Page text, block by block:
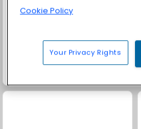
Cookie Policy
Your Privacy Rights